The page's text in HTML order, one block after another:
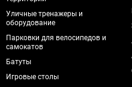
Уличные тренажеры и
оборудование
Парковки для велосипедов и
самокатов
Батуты
Игровые столы